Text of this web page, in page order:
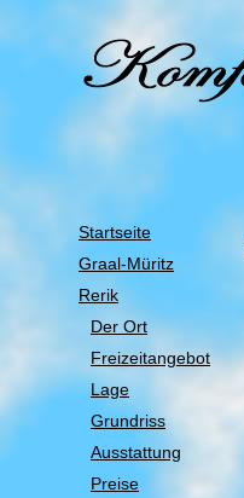
Startseite
Graal-Müritz
Rerik
Der Ort
Freizeitangebot
Lage
Grundriss
Ausstattung
Preise